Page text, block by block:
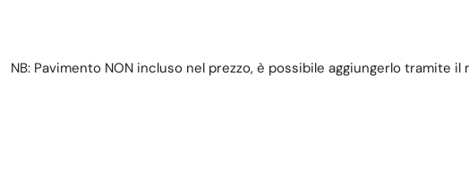
NB: Pavimento NON incluso nel prezzo, è possibile aggiungerlo tramite il